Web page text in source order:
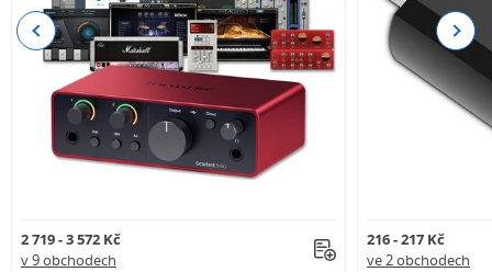
2 719 - 3 572 Kč
v 9 obchodech
216 - 217 Kč
ve 2 obchodech
Previous Next